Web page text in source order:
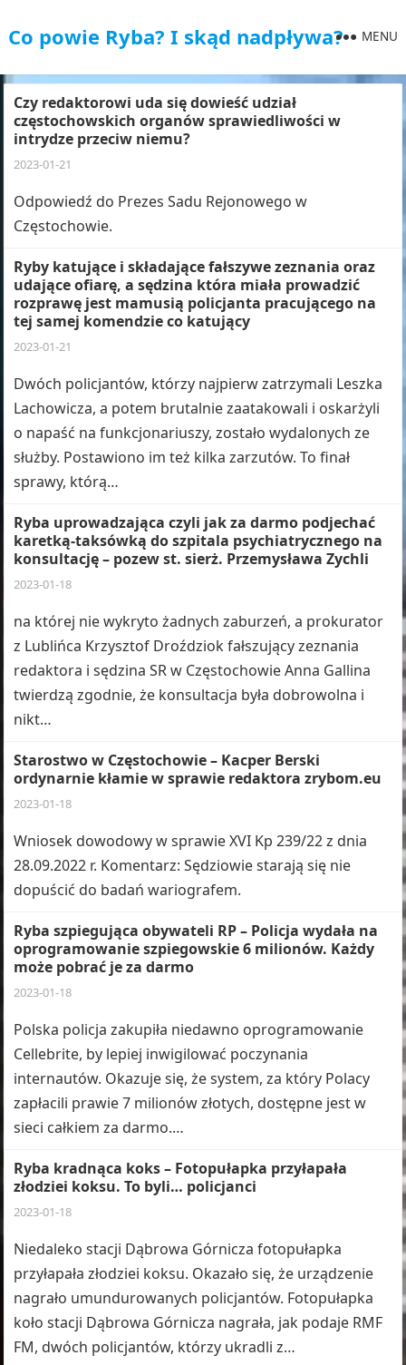
Co powie Ryba? I skąd nadpływa? MENU
Czy redaktorowi uda się dowieść udział
częstochowskich organów sprawiedliwości w
intrydze przeciw niemu?
2023-01-21
Odpowiedź do Prezes Sadu Rejonowego w
Częstochowie.
Ryby katujące i składające fałszywe zeznania oraz
udające ofiarę, a sędzina która miała prowadzić
rozprawę jest mamusią policjanta pracującego na
tej samej komendzie co katujący
2023-01-21
Dwóch policjantów, którzy najpierw zatrzymali Leszka
Lachowicza, a potem brutalnie zaatakowali i oskarżyli
o napaść na funkcjonariuszy, zostało wydalonych ze
służby. Postawiono im też kilka zarzutów. To finał
sprawy, którą…
Ryba uprowadzająca czyli jak za darmo podjechać
karetką-taksówką do szpitala psychiatrycznego na
konsultację – pozew st. sierż. Przemysława Zychli
2023-01-18
na której nie wykryto żadnych zaburzeń, a prokurator
z Lublińca Krzysztof Droździok fałszujący zeznania
redaktora i sędzina SR w Częstochowie Anna Gallina
twierdzą zgodnie, że konsultacja była dobrowolna i
nikt…
Starostwo w Częstochowie – Kacper Berski
ordynarnie kłamie w sprawie redaktora zrybom.eu
2023-01-18
Wniosek dowodowy w sprawie XVI Kp 239/22 z dnia
28.09.2022 r. Komentarz: Sędziowie starają się nie
dopuścić do badań wariografem.
Ryba szpiegująca obywateli RP – Policja wydała na
oprogramowanie szpiegowskie 6 milionów. Każdy
może pobrać je za darmo
2023-01-18
Polska policja zakupiła niedawno oprogramowanie
Cellebrite, by lepiej inwigilować poczynania
internautów. Okazuje się, że system, za który Polacy
zapłacili prawie 7 milionów złotych, dostępne jest w
sieci całkiem za darmo.…
Ryba kradnąca koks – Fotopułapka przyłapała
złodziei koksu. To byli… policjanci
2023-01-18
Niedaleko stacji Dąbrowa Górnicza fotopułapka
przyłapała złodziei koksu. Okazało się, że urządzenie
nagrało umundurowanych policjantów. Fotopułapka
koło stacji Dąbrowa Górnicza nagrała, jak podaje RMF
FM, dwóch policjantów, którzy ukradli z…